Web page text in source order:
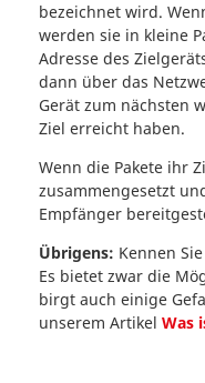
bezeichnet wird.
werden sie in kleine
Adresse des
dann über das
Gerät zum nächsten
Ziel erreicht haben.
Wenn die Pakete ihr
zusammengesetzt
Empfänger
Übrigens: Kennen
Es bietet zwar die
birgt auch einige
unserem Artikel Was